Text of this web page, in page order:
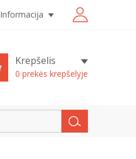
Informacija
Krepšelis
0 prekės krepšelyje